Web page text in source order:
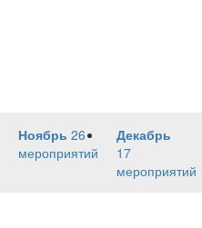
Ноябрь 26
мероприятий
Декабрь
17
мероприятий